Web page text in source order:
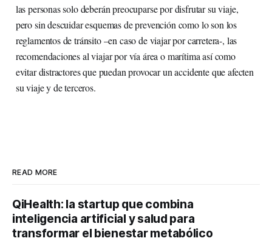
las personas solo deberán preocuparse por disfrutar su viaje,
pero sin descuidar esquemas de prevención como lo son los
reglamentos de tránsito –en caso de viajar por carretera-, las
recomendaciones al viajar por vía área o marítima así como
evitar distractores que puedan provocar un accidente que afecten
su viaje y de terceros.
READ MORE
QiHealth: la startup que combina
inteligencia artificial y salud para
transformar el bienestar metabólico